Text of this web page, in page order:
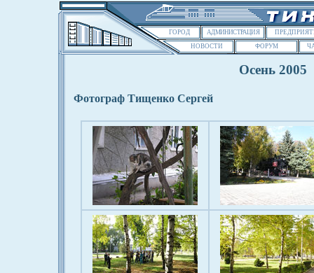
ГОРОД АДМИНИСТРАЦИЯ
НОВОСТИ
ФОРУМ
Осень 2005
Фотограф Тищенко Сергей